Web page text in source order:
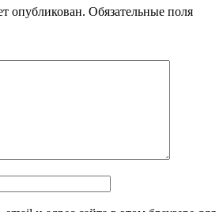
опубликован. Обязательные поля